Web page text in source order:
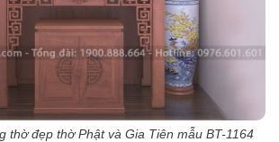
thờ đẹp thờ Phật và Gia Tiên mẫu BT-1164